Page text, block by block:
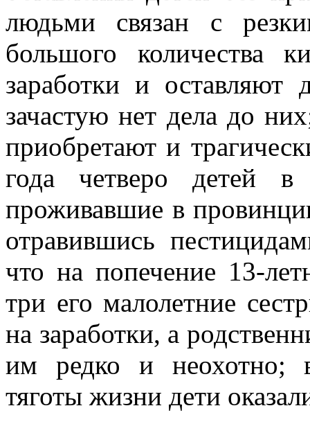
людьми связан с
большого количества
заработки и оставляют
зачастую нет дела до
приобретают и
года четверо детей
проживавшие в
отравившись
что на попечение 13-
три его малолетние
на заработки, а
им редко и неохотно;
тяготы жизни дети